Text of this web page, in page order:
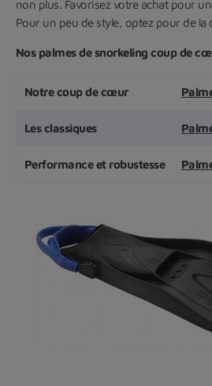
non plus. Favorisez votre achat pour
Pour un peu de style, optez pour de la
Nos palmes de snorkeling coup de
Notre coup de cœur
Les classiques
Performance et robustesse